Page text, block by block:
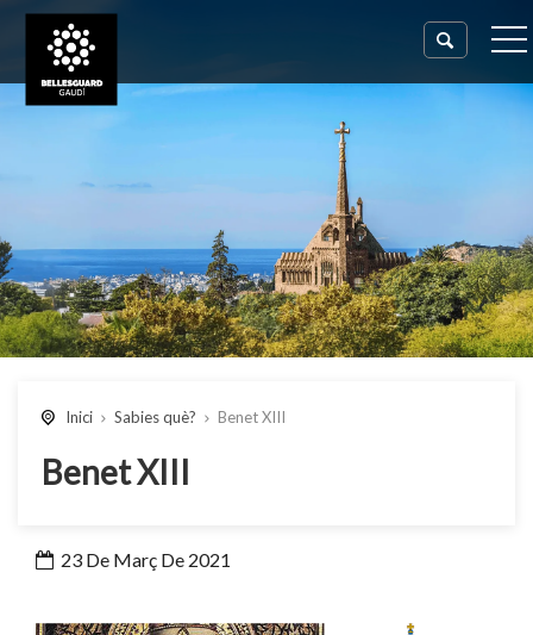
Inici Sabies què? Benet XIII
Benet XIII
23 De Març De 2021